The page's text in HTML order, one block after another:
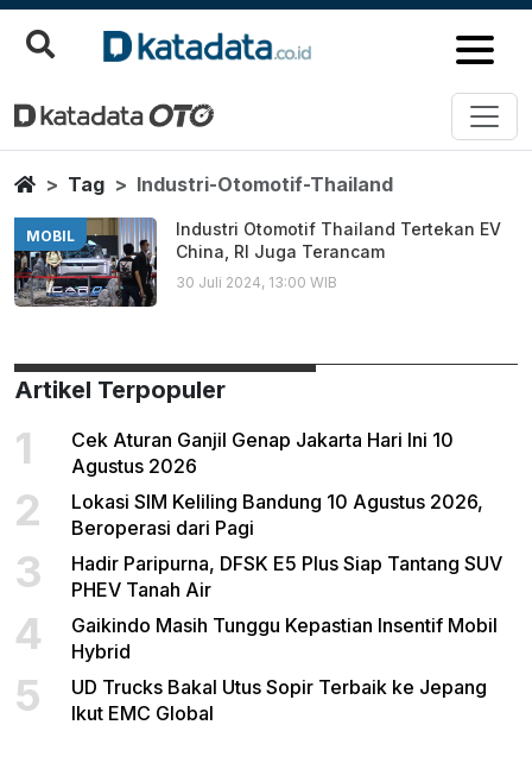
Industri Otomotif Thailand
Berita Terbaru
HomeTag Industri-Otomotif-Thailand
MOBIL
Industri Otomotif Thailand Tertekan EV
China, RI Juga Terancam
30 Juli 2024, 13:00 WIB
Artikel Terpopuler
1
Cek Aturan Ganjil Genap Jakarta Hari Ini 10
Agustus 2026
2
Lokasi SIM Keliling Bandung 10 Agustus 2026,
Beroperasi dari Pagi
3
Hadir Paripurna, DFSK E5 Plus Siap Tantang SUV
PHEV Tanah Air
4
Gaikindo Masih Tunggu Kepastian Insentif Mobil
Hybrid
5
UD Trucks Bakal Utus Sopir Terbaik ke Jepang
Ikut EMC Global